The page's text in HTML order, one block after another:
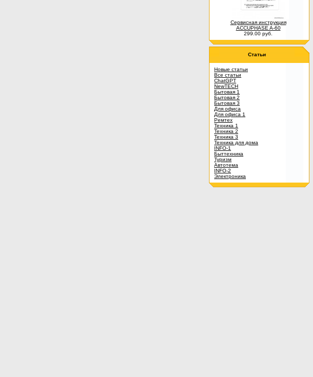
Сервисная инструкция
ACCUPHASE A-60
299.00 руб.
Статьи
Новые статьи
Все статьи
ChatGPT
NewTECH
Бытовая 1
Бытовая 2
Бытовая 3
Для офиса
Для офиса 1
Ремтех
Техника 1
Техника 2
Техника 3
Техника для дома
INFO-1
Быттехника
Туризм
Автотема
INFO-2
Электроника